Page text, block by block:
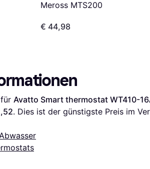
Meross MTS200
€ 44,98
Avatto Smart thermostat WT410-
. Dies ist der günstigste Preis im